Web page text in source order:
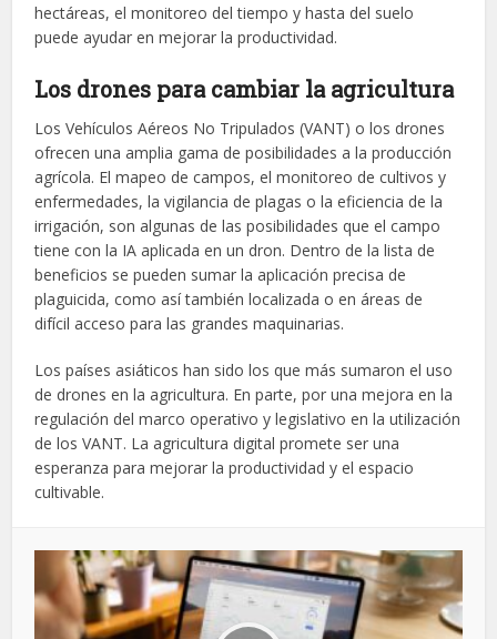
hectáreas, el monitoreo del tiempo y hasta del suelo
puede ayudar en mejorar la productividad.
Los drones para cambiar la agricultura
Los Vehículos Aéreos No Tripulados (VANT) o los drones
ofrecen una amplia gama de posibilidades a la producción
agrícola. El mapeo de campos, el monitoreo de cultivos y
enfermedades, la vigilancia de plagas o la eficiencia de la
irrigación, son algunas de las posibilidades que el campo
tiene con la IA aplicada en un dron. Dentro de la lista de
beneficios se pueden sumar la aplicación precisa de
plaguicida, como así también localizada o en áreas de
difícil acceso para las grandes maquinarias.
Los países asiáticos han sido los que más sumaron el uso
de drones en la agricultura. En parte, por una mejora en la
regulación del marco operativo y legislativo en la utilización
de los VANT. La agricultura digital promete ser una
esperanza para mejorar la productividad y el espacio
cultivable.